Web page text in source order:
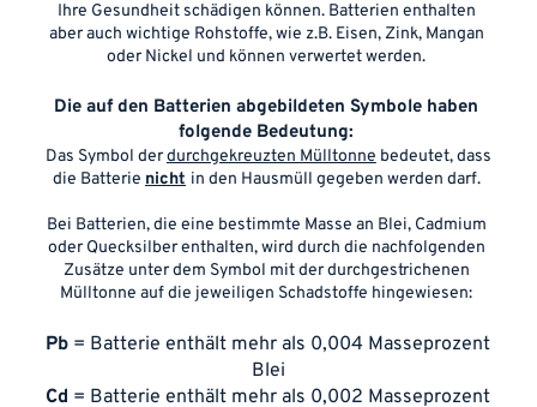
Ihre Gesundheit schädigen können. Batterien enthalten
aber auch wichtige Rohstoffe, wie z.B. Eisen, Zink, Mangan
oder Nickel und können verwertet werden.
Die auf den Batterien abgebildeten Symbole haben
folgende Bedeutung:
Das Symbol der durchgekreuzten Mülltonne bedeutet, dass
die Batterie nicht in den Hausmüll gegeben werden darf.
Bei Batterien, die eine bestimmte Masse an Blei, Cadmium
oder Quecksilber enthalten, wird durch die nachfolgenden
Zusätze unter dem Symbol mit der durchgestrichenen
Mülltonne auf die jeweiligen Schadstoffe hingewiesen:
Pb = Batterie enthält mehr als 0,004 Masseprozent
Blei
Cd = Batterie enthält mehr als 0,002 Masseprozent